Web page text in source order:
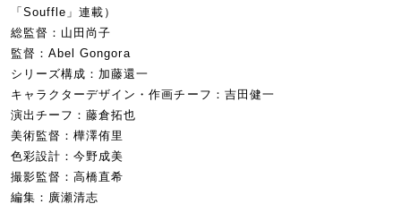
「Souffle」連載）
総監督：⼭⽥尚⼦
監督：Abel Gongora
シリーズ構成：加藤還一
キャラクターデザイン・作画チーフ：吉田健一
演出チーフ：藤倉拓也
美術監督：樺澤侑里
色彩設計：今野成美
撮影監督：高橋直希
編集：廣瀬清志